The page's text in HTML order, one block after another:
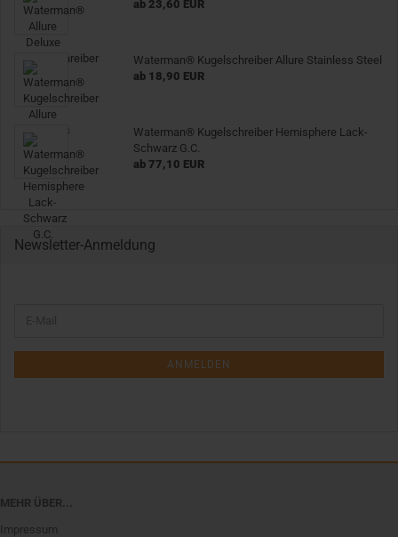
ab 23,60 EUR
Waterman® Kugelschreiber Allure Stainless Steel
ab 18,90 EUR
Waterman® Kugelschreiber Hemisphere Lack-
Schwarz G.C.
ab 77,10 EUR
Newsletter-Anmeldung
ANMELDEN
MEHR ÜBER...
Impressum